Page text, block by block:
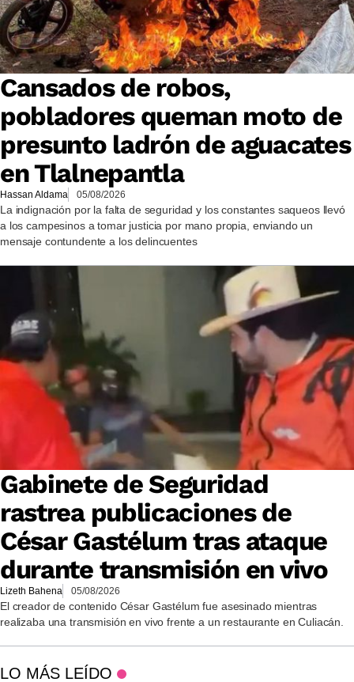
Cansados de robos,
pobladores queman moto de
presunto ladrón de aguacates
en Tlalnepantla
Hassan Aldama 05/08/2026
La indignación por la falta de seguridad y los constantes saqueos llevó
a los campesinos a tomar justicia por mano propia, enviando un
mensaje contundente a los delincuentes
Gabinete de Seguridad
rastrea publicaciones de
César Gastélum tras ataque
durante transmisión en vivo
Lizeth Bahena 05/08/2026
El creador de contenido César Gastélum fue asesinado mientras
realizaba una transmisión en vivo frente a un restaurante en Culiacán.
LO MÁS LEÍDO